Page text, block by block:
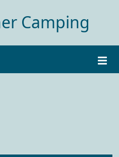
Camping